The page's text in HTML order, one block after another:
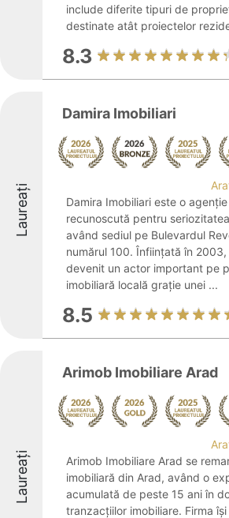
include diferite tipuri de
destinate atât proiectelor
8.3
Laureați
Damira Imobiliari
Damira Imobiliari este o
recunoscută pentru
având sediul pe Bulevardul
numărul 100. Înființată în
devenit un actor important pe
imobiliară locală grație unei ...
8.5
Laureați
Arimob Imobiliare Arad
Arimob Imobiliare Arad se
imobiliară din Arad, având o
acumulată de peste 15 ani în
tranzacțiilor imobiliare. Firma își